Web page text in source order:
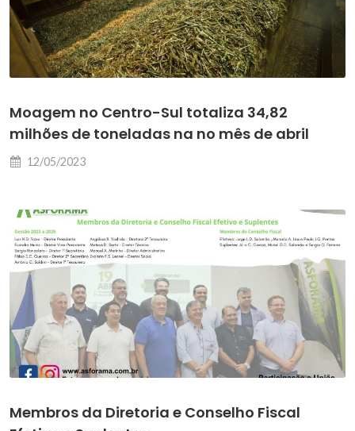
Moagem no Centro-Sul totaliza 34,82
milhões de toneladas na no mês de abril
12/05/2023
Membros da Diretoria e Conselho Fiscal